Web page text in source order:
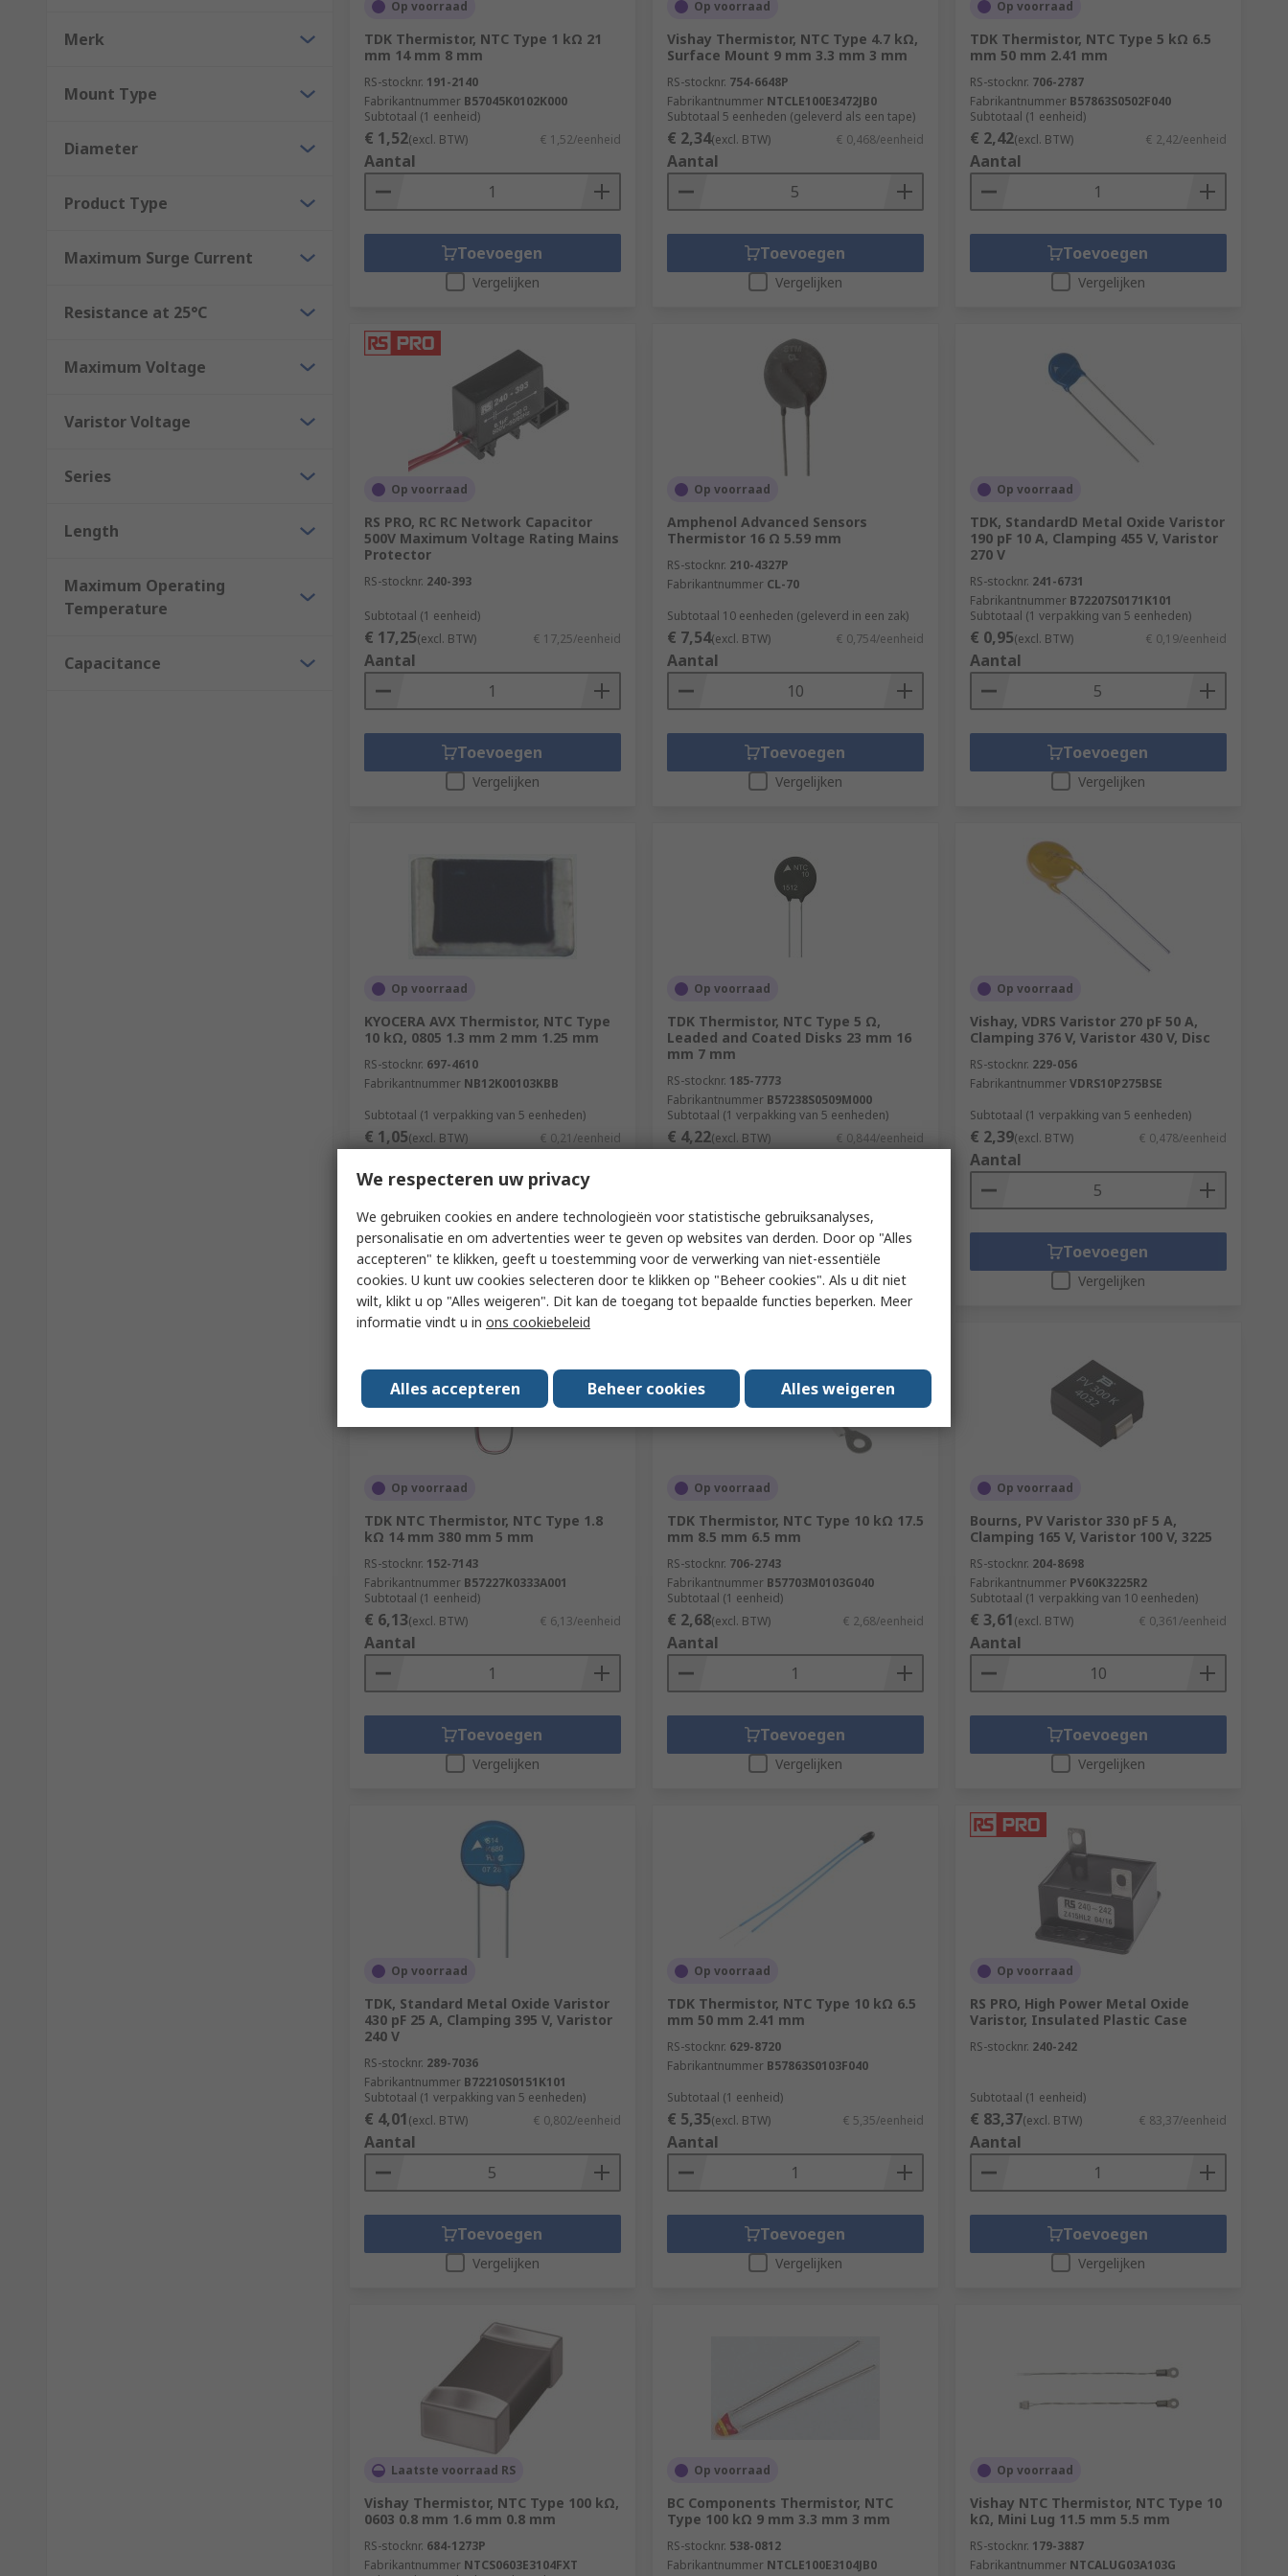
Gas discharge tubes
- a glass tube which is sealed at both ends, contains two electrodes and is filled with a gas that conducts electricity when a high
voltage is applied. This type of component can be used to protect sensitive circuits.
Surge suppressor units
- a common type of component, a surge suppressor unit can be built into a device, such as a power strip, or used as a standalone
these are used to switch between circuits quickly and are often used in the building and automotive industries.
Merk
Mount Type
Diameter
Product Type
Maximum Surge Current
Resistance at 25°C
Maximum Voltage
Varistor Voltage
Series
Length
Maximum Operating
Temperature
Capacitance
Op voorraad
TDK Thermistor, NTC Type 1 kΩ 21
mm 14 mm 8 mm
RS-stocknr. 191-2140
Fabrikantnummer B57045K0102K000
Subtotaal (1 eenheid)
€ 1,52(excl. BTW) € 1,52/eenheid
Aantal
Toevoegen
Vergelijken
Op voorraad
Vishay Thermistor, NTC Type 4.7 kΩ,
Surface Mount 9 mm 3.3 mm 3 mm
RS-stocknr. 754-6648P
Fabrikantnummer NTCLE100E3472JB0
Subtotaal 5 eenheden (geleverd als een tape)
€ 2,34(excl. BTW) € 0,468/eenheid
Aantal
Toevoegen
Vergelijken
Op voorraad
TDK Thermistor, NTC Type 5 kΩ 6.5
mm 50 mm 2.41 mm
RS-stocknr. 706-2787
Fabrikantnummer B57863S0502F040
Subtotaal (1 eenheid)
€ 2,42(excl. BTW) € 2,42/eenheid
Aantal
Toevoegen
Vergelijken
Op voorraad
RS PRO, RC RC Network Capacitor
500V Maximum Voltage Rating Mains
Protector
RS-stocknr. 240-393
Subtotaal (1 eenheid)
€ 17,25(excl. BTW) € 17,25/eenheid
Aantal
Toevoegen
Vergelijken
Op voorraad
Amphenol Advanced Sensors
Thermistor 16 Ω 5.59 mm
RS-stocknr. 210-4327P
Fabrikantnummer CL-70
Subtotaal 10 eenheden (geleverd in een zak)
€ 7,54(excl. BTW) € 0,754/eenheid
Aantal
Toevoegen
Vergelijken
Op voorraad
TDK, StandardD Metal Oxide Varistor
190 pF 10 A, Clamping 455 V, Varistor
270 V
RS-stocknr. 241-6731
Fabrikantnummer B72207S0171K101
Subtotaal (1 verpakking van 5 eenheden)
€ 0,95(excl. BTW) € 0,19/eenheid
Aantal
Toevoegen
Vergelijken
Op voorraad
KYOCERA AVX Thermistor, NTC Type
10 kΩ, 0805 1.3 mm 2 mm 1.25 mm
RS-stocknr. 697-4610
Fabrikantnummer NB12K00103KBB
Subtotaal (1 verpakking van 5 eenheden)
€ 1,05(excl. BTW) € 0,21/eenheid
Toevoegen
Vergelijken
Op voorraad
TDK Thermistor, NTC Type 5 Ω,
Leaded and Coated Disks 23 mm 16
mm 7 mm
RS-stocknr. 185-7773
Fabrikantnummer B57238S0509M000
Subtotaal (1 verpakking van 5 eenheden)
€ 4,22(excl. BTW) € 0,844/eenheid
Toevoegen
Vergelijken
Op voorraad
Vishay, VDRS Varistor 270 pF 50 A,
Clamping 376 V, Varistor 430 V, Disc
RS-stocknr. 229-056
FabrikantnummerVDRS10P275BSE
Subtotaal (1 verpakking van 5 eenheden)
€ 2,39(excl. BTW) € 0,478/eenheid
Aantal
Toevoegen
Vergelijken
Op voorraad
TDK NTC Thermistor, NTC Type 1.8
kΩ 14 mm 380 mm 5 mm
RS-stocknr. 152-7143
Fabrikantnummer B57227K0333A001
Subtotaal (1 eenheid)
€ 6,13(excl. BTW) € 6,13/eenheid
Aantal
Toevoegen
Vergelijken
Op voorraad
TDK Thermistor, NTC Type 10 kΩ 17.5
mm 8.5 mm 6.5 mm
RS-stocknr. 706-2743
Fabrikantnummer B57703M0103G040
Subtotaal (1 eenheid)
€ 2,68(excl. BTW) € 2,68/eenheid
Aantal
Toevoegen
Vergelijken
Op voorraad
Bourns, PV Varistor 330 pF 5 A,
Clamping 165 V, Varistor 100 V, 3225
RS-stocknr. 204-8698
Fabrikantnummer PV60K3225R2
Subtotaal (1 verpakking van 10 eenheden)
€ 3,61(excl. BTW) € 0,361/eenheid
Aantal
Toevoegen
Vergelijken
Op voorraad
TDK, Standard Metal Oxide Varistor
430 pF 25 A, Clamping 395 V, Varistor
240 V
RS-stocknr. 289-7036
Fabrikantnummer B72210S0151K101
Subtotaal (1 verpakking van 5 eenheden)
€ 4,01(excl. BTW) € 0,802/eenheid
Aantal
Toevoegen
Vergelijken
Op voorraad
TDK Thermistor, NTC Type 10 kΩ 6.5
mm 50 mm 2.41 mm
RS-stocknr. 629-8720
Fabrikantnummer B57863S0103F040
Subtotaal (1 eenheid)
€ 5,35(excl. BTW) € 5,35/eenheid
Aantal
Toevoegen
Vergelijken
Op voorraad
RS PRO, High Power Metal Oxide
Varistor, Insulated Plastic Case
RS-stocknr. 240-242
Subtotaal (1 eenheid)
€ 83,37(excl. BTW) € 83,37/eenheid
Aantal
Toevoegen
Vergelijken
Laatste voorraad RS
Vishay Thermistor, NTC Type 100 kΩ,
0603 0.8 mm 1.6 mm 0.8 mm
RS-stocknr. 684-1273P
Fabrikantnummer NTCS0603E3104FXT
Op voorraad
BC Components Thermistor, NTC
Type 100 kΩ 9 mm 3.3 mm 3 mm
RS-stocknr. 538-0812
Fabrikantnummer NTCLE100E3104JB0
Op voorraad
Vishay NTC Thermistor, NTC Type 10
kΩ, Mini Lug 11.5 mm 5.5 mm
RS-stocknr. 179-3887
Fabrikantnummer NTCALUG03A103G
We respecteren uw privacy
We gebruiken cookies en andere technologieën voor statistische gebruiksanalyses,
personalisatie en om advertenties weer te geven op websites van derden. Door op "Alles
accepteren" te klikken, geeft u toestemming voor de verwerking van niet-essentiële
cookies. U kunt uw cookies selecteren door te klikken op "Beheer cookies". Als u dit niet
wilt, klikt u op "Alles weigeren". Dit kan de toegang tot bepaalde functies beperken. Meer
informatie vindt u in ons cookiebeleid
Alles accepteren Beheer cookies Alles weigeren